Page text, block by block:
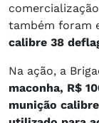
também foram
calibre 38
Na ação, a
maconha, R$
munição